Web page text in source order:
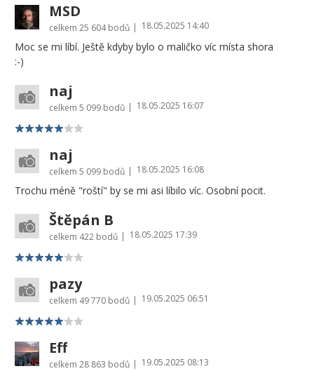
MSD
celkem 25 604 bodů | 18.05.2025 14:40
Moc se mi líbí. Ještě kdyby bylo o maličko víc místa shora
:-)
naj
celkem 5 099 bodů | 18.05.2025 16:07
naj
celkem 5 099 bodů | 18.05.2025 16:08
Trochu méně "roští" by se mi asi líbilo víc. Osobní pocit.
Štěpán B
celkem 422 bodů | 18.05.2025 17:39
pazy
celkem 49 770 bodů | 19.05.2025 06:51
Eff
celkem 28 863 bodů | 19.05.2025 08:13